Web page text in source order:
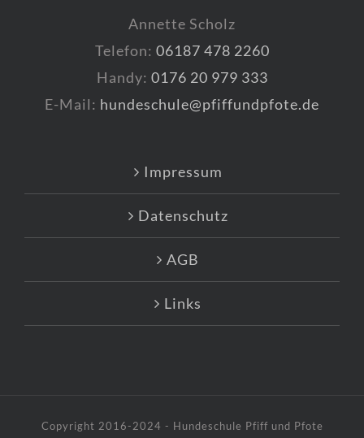
Annette Scholz
Telefon: 06187 478 2260
Handy: 0176 20 979 333
E-Mail: hundeschule@pfiffundpfote.de
Impressum
Datenschutz
AGB
Links
Copyright 2016-2024 - Hundeschule Pfiff und Pfote